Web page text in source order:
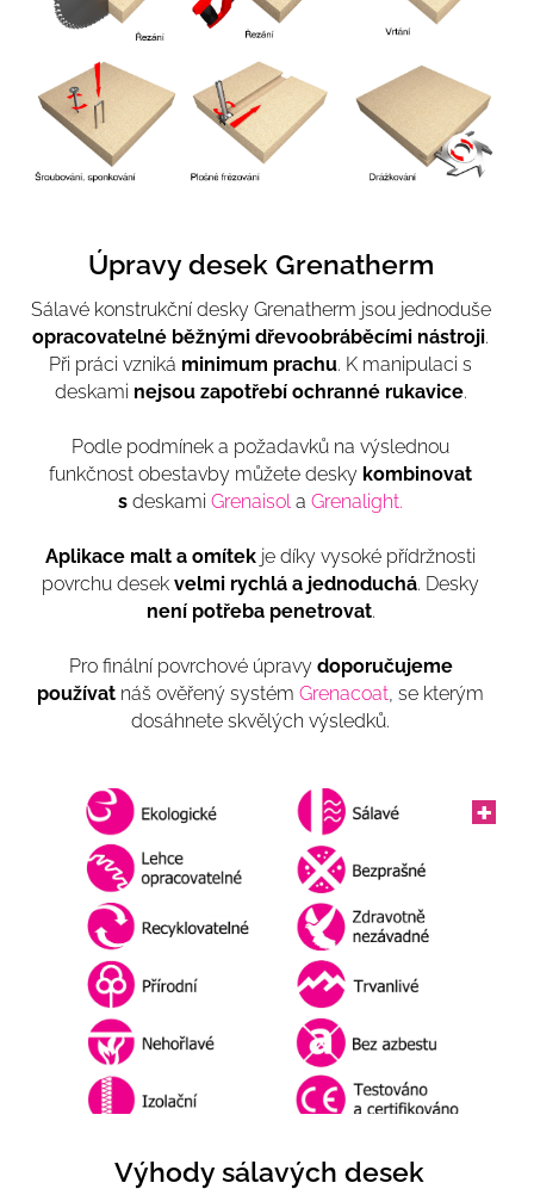
Úpravy desek Grenatherm
Sálavé konstrukční desky Grenatherm jsou jednoduše
opracovatelné běžnými dřevoobráběcími nástroji.
Při práci vzniká minimum prachu. K manipulaci s
deskami nejsou zapotřebí ochranné rukavice.
Podle podmínek a požadavků na výslednou
funkčnost obestavby můžete desky kombinovat
s deskamiGrenaisol aGrenalight.
Aplikace malt a omítek je díky vysoké přídržnosti
povrchu desekvelmi rychlá a jednoduchá. Desky
není potřeba penetrovat.
Pro finální povrchové úpravy doporučujeme
používat náš ověřený systémGrenacoat, se kterým
dosáhnete skvělých výsledků.
Výhody sálavých desek